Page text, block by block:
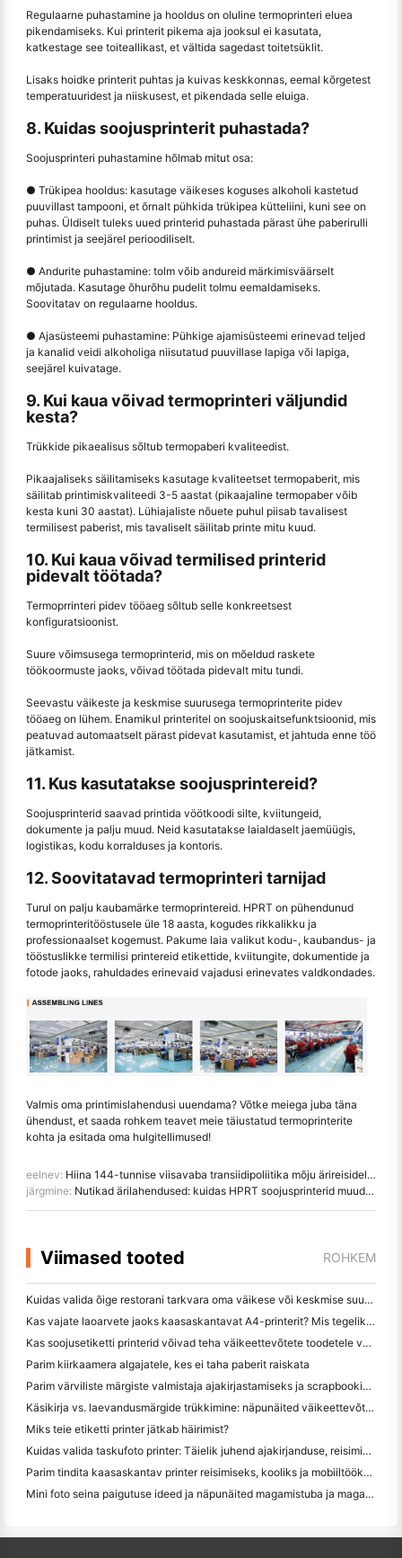
Regulaarne puhastamine ja hooldus on oluline termoprinteri eluea
pikendamiseks. Kui printerit pikema aja jooksul ei kasutata,
katkestage see toiteallikast, et vältida sagedast toitetsüklit.
Lisaks hoidke printerit puhtas ja kuivas keskkonnas, eemal kõrgetest
temperatuuridest ja niiskusest, et pikendada selle eluiga.
8. Kuidas soojusprinterit puhastada?
Soojusprinteri puhastamine hõlmab mitut osa:
● Trükipea hooldus: kasutage väikeses koguses alkoholi kastetud
puuvillast tampooni, et õrnalt pühkida trükipea kütteliini, kuni see on
puhas. Üldiselt tuleks uued printerid puhastada pärast ühe paberirulli
printimist ja seejärel perioodiliselt.
● Andurite puhastamine: tolm võib andureid märkimisväärselt
mõjutada. Kasutage õhurõhu pudelit tolmu eemaldamiseks.
Soovitatav on regulaarne hooldus.
● Ajasüsteemi puhastamine: Pühkige ajamisüsteemi erinevad teljed
ja kanalid veidi alkoholiga niisutatud puuvillase lapiga või lapiga,
seejärel kuivatage.
9. Kui kaua võivad termoprinteri väljundid
kesta?
Trükkide pikaealisus sõltub termopaberi kvaliteedist.
Pikaajaliseks säilitamiseks kasutage kvaliteetset termopaberit, mis
säilitab printimiskvaliteedi 3-5 aastat (pikaajaline termopaber võib
kesta kuni 30 aastat). Lühiajaliste nõuete puhul piisab tavalisest
termilisest paberist, mis tavaliselt säilitab printe mitu kuud.
10. Kui kaua võivad termilised printerid
pidevalt töötada?
Termoprrinteri pidev tööaeg sõltub selle konkreetsest
konfiguratsioonist.
Suure võimsusega termoprinterid, mis on mõeldud raskete
töökoormuste jaoks, võivad töötada pidevalt mitu tundi.
Seevastu väikeste ja keskmise suurusega termoprinterite pidev
tööaeg on lühem. Enamikul printeritel on soojuskaitsefunktsioonid, mis
peatuvad automaatselt pärast pidevat kasutamist, et jahtuda enne töö
jätkamist.
11. Kus kasutatakse soojusprintereid?
Soojusprinterid saavad printida vöötkoodi silte, kviitungeid,
dokumente ja palju muud. Neid kasutatakse laialdaselt jaemüügis,
logistikas, kodu korralduses ja kontoris.
12. Soovitatavad termoprinteri tarnijad
Turul on palju kaubamärke termoprintereid. HPRT on pühendunud
termoprinteritööstusele üle 18 aasta, kogudes rikkalikku ja
professionaalset kogemust. Pakume laia valikut kodu-, kaubandus- ja
tööstuslikke termilisi printereid etikettide, kviitungite, dokumentide ja
fotode jaoks, rahuldades erinevaid vajadusi erinevates valdkondades.
Valmis oma printimislahendusi uuendama? Võtke meiega juba täna
ühendust, et saada rohkem teavet meie täiustatud termoprinterite
kohta ja esitada oma hulgitellimused!
eelnev: Hiina 144-tunnise viisavaba transiidipoliitika mõju ärireisidele Hiinasse
järgmine: Nutikad ärilahendused: kuidas HPRT soojusprinterid muudavad jaemüügi, toitlustuse ja logistika revolutsiooniks
Viimased tooted ROHKEM
Kuidas valida õige restorani tarkvara oma väikese või keskmise suurusega restorani jaoks
Kas vajate laoarvete jaoks kaasaskantavat A4-printerit? Mis tegelikult töötab
Kas soojusetiketti printerid võivad teha väikeettevõtete toodetele veekindel etikett?
Parim kiirkaamera algajatele, kes ei taha paberit raiskata
Parim värviliste märgiste valmistaja ajakirjastamiseks ja scrapbooking'iks: lisage iga leheküljele rohkem värvi
Käsikirja vs. laevandusmärgide trükkimine: näpunäited väikeettevõtetele 2026. aastal
Miks teie etiketti printer jätkab häirimist?
Kuidas valida taskufoto printer: Täielik juhend ajakirjanduse, reisimise ja iPhone'i kasutajatele
Parim tindita kaasaskantav printer reisimiseks, kooliks ja mobiiltööks: Hanin MT620 Pro ülevaade
Mini foto seina paigutuse ideed ja näpunäited magamistuba ja magamistuba kaunistamiseks